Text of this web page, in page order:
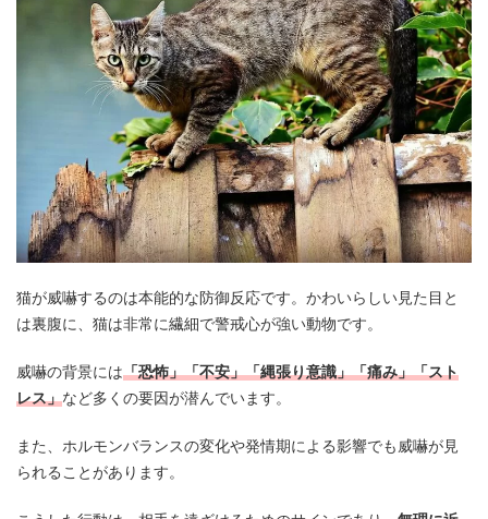
猫が威嚇するのは本能的な防御反応です。かわいらしい見た目と
は裏腹に、猫は非常に繊細で警戒心が強い動物です。
威嚇の背景には「恐怖」「不安」「縄張り意識」「痛み」「スト
レス」など多くの要因が潜んでいます。
また、ホルモンバランスの変化や発情期による影響でも威嚇が見
られることがあります。